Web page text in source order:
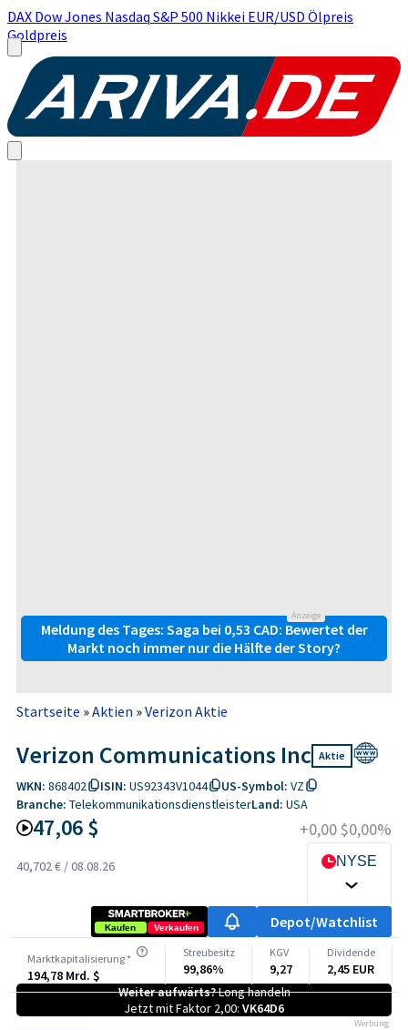
DAX Dow Jones Nasdaq S&P 500 Nikkei EUR/USD Ölpreis
Goldpreis
Anzeige
Meldung des Tages: Saga bei 0,53 CAD: Bewertet der
Markt noch immer nur die Hälfte der Story?
Startseite »Aktien »Verizon Aktie
Verizon Communications Inc Aktie
WKN: 868402 ISIN: US92343V1044 US-Symbol: VZ
Branche: TelekommunikationsdienstleisterLand: USA
47,06 $ +0,00 $0,00%
40,702 € /08.08.26 NYSE
Kaufen Verkaufen Depot/Watchlist
Marktkapitalisierung *
194,78 Mrd. $
Streubesitz
99,86%
KGV
9,27
Dividende
2,45 EUR
Weiter aufwärts?Long handeln
Jetzt mit Faktor 2,00: VK64D6
Werbung